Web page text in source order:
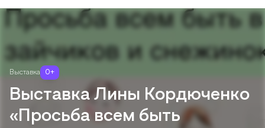
Выставка 0+
Выставка Лины Кордюченко
«Просьба всем быть